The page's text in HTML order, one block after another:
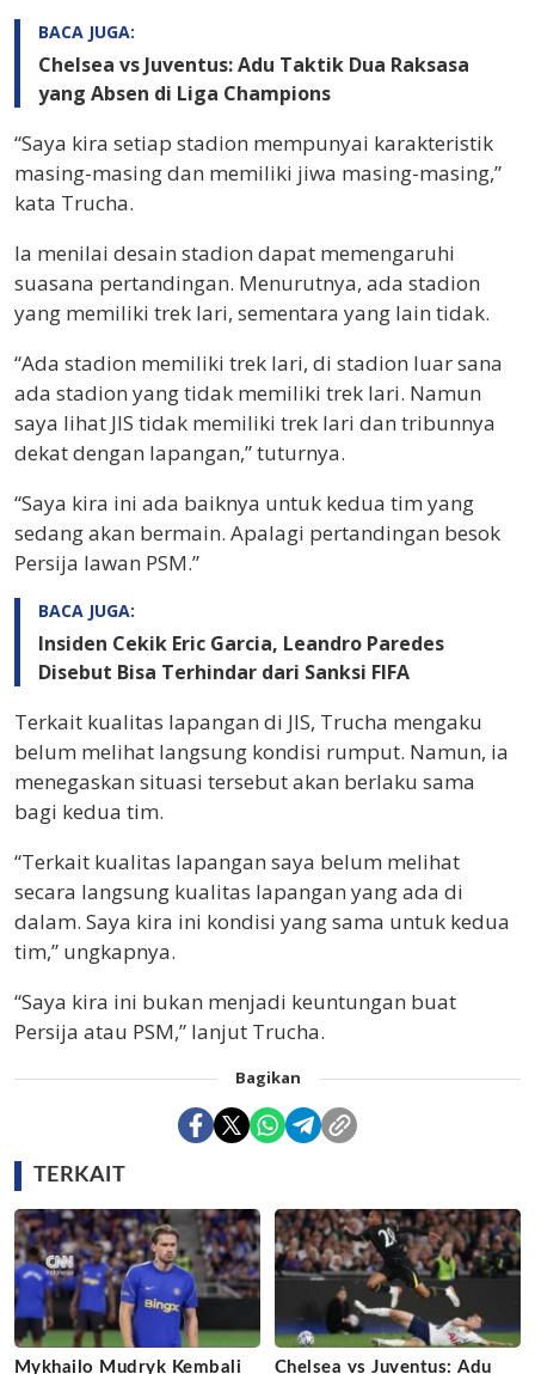
BACA JUGA:
Chelsea vs Juventus: Adu Taktik Dua Raksasa
yang Absen di Liga Champions
“Saya kira setiap stadion mempunyai karakteristik
masing-masing dan memiliki jiwa masing-masing,”
kata Trucha.
Ia menilai desain stadion dapat memengaruhi
suasana pertandingan. Menurutnya, ada stadion
yang memiliki trek lari, sementara yang lain tidak.
“Ada stadion memiliki trek lari, di stadion luar sana
ada stadion yang tidak memiliki trek lari. Namun
saya lihat JIS tidak memiliki trek lari dan tribunnya
dekat dengan lapangan,” tuturnya.
“Saya kira ini ada baiknya untuk kedua tim yang
sedang akan bermain. Apalagi pertandingan besok
Persija lawan PSM.”
BACA JUGA:
Insiden Cekik Eric Garcia, Leandro Paredes
Disebut Bisa Terhindar dari Sanksi FIFA
Terkait kualitas lapangan di JIS, Trucha mengaku
belum melihat langsung kondisi rumput. Namun, ia
menegaskan situasi tersebut akan berlaku sama
bagi kedua tim.
“Terkait kualitas lapangan saya belum melihat
secara langsung kualitas lapangan yang ada di
dalam. Saya kira ini kondisi yang sama untuk kedua
tim,” ungkapnya.
“Saya kira ini bukan menjadi keuntungan buat
Persija atau PSM,” lanjut Trucha.
Bagikan
TERKAIT
Mykhailo Mudryk Kembali Chelsea vs Juventus: Adu